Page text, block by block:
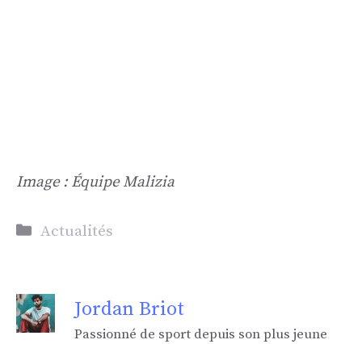
Image : Équipe Malizia
Catégories
Actualités
Jordan Briot
Passionné de sport depuis son plus jeune